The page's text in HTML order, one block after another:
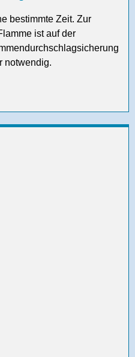
bestimmte Zeit. Zur
ist auf der
notwendig.